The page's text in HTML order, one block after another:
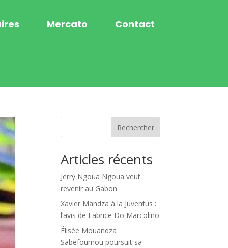
Mercato Contact
Rechercher
Articles récents
Jerry Ngoua Ngoua veut
revenir au Gabon
Xavier Mandza à la Juventus :
l’avis de Fabrice Do Marcolino
Élisée Mouandza
Sabefoumou poursuit sa